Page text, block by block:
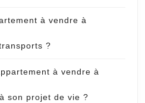
à vendre à
?
à vendre à
son projet de vie ?